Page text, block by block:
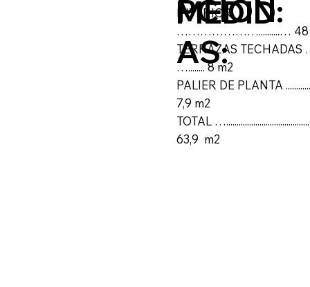
PCIÓN:
MEDID
AS:
INTERIOR
…………………..........… 48
TERRAZAS TECHADAS
…........ 8 m2
PALIER DE PLANTA
7,9 m2
TOTAL
63,9 m2